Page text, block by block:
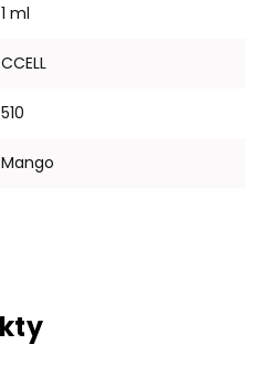
1 ml
CCELL
510
Mango